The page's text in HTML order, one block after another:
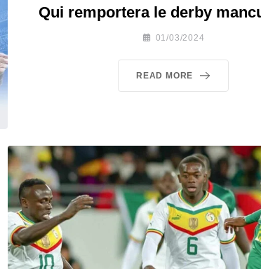
Qui remportera le derby
01/03/2024
READ MORE